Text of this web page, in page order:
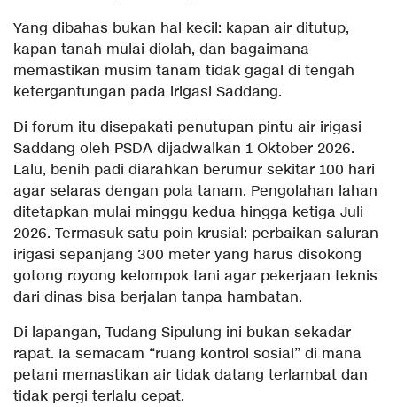
Yang dibahas bukan hal kecil: kapan air ditutup,
kapan tanah mulai diolah, dan bagaimana
memastikan musim tanam tidak gagal di tengah
ketergantungan pada irigasi Saddang.
Di forum itu disepakati penutupan pintu air irigasi
Saddang oleh PSDA dijadwalkan 1 Oktober 2026.
Lalu, benih padi diarahkan berumur sekitar 100 hari
agar selaras dengan pola tanam. Pengolahan lahan
ditetapkan mulai minggu kedua hingga ketiga Juli
2026. Termasuk satu poin krusial: perbaikan saluran
irigasi sepanjang 300 meter yang harus disokong
gotong royong kelompok tani agar pekerjaan teknis
dari dinas bisa berjalan tanpa hambatan.
Di lapangan, Tudang Sipulung ini bukan sekadar
rapat. Ia semacam “ruang kontrol sosial” di mana
petani memastikan air tidak datang terlambat dan
tidak pergi terlalu cepat.